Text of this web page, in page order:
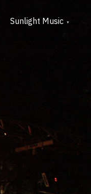
Sunlight Music